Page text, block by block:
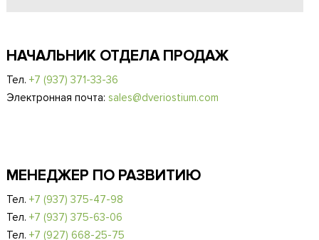
НАЧАЛЬНИК ОТДЕЛА ПРОДАЖ
Тел. +7 (937) 371-33-36
Электронная почта: sales@dveriostium.com
МЕНЕДЖЕР ПО РАЗВИТИЮ
Тел. +7 (937) 375-47-98
Тел. +7 (937) 375-63-06
Тел. +7 (927) 668-25-75